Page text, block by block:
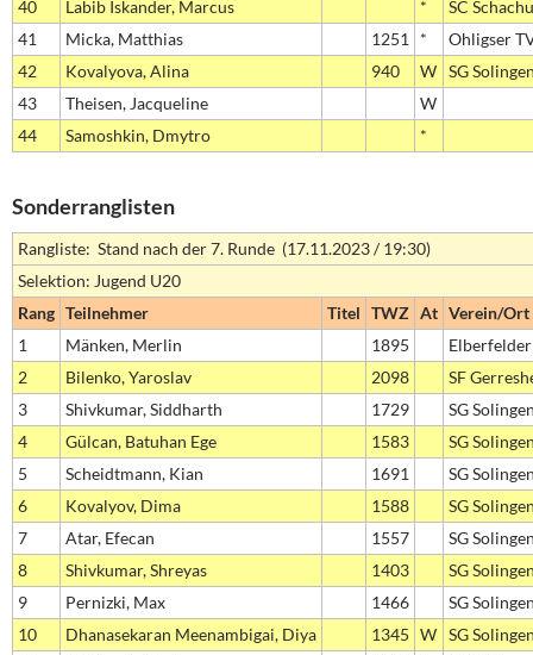
40
Labib Iskander, Marcus *
SC
41
Micka, Matthias 1251 *
Ohligser
42
Kovalyova, Alina 940 W SG
43
Theisen, Jacqueline
W
44
Samoshkin, Dmytro *
Sonderranglisten
Rangliste: Stand nach der 7. Runde (17.11.2023 / 19:30)
Selektion: Jugend U20
Rang Teilnehmer Titel TWZ At Verein/Ort
1
Mänken, Merlin 1895
Elberfelder
2
Bilenko, Yaroslav 2098
SF
3
Shivkumar, Siddharth 1729
SG
4
Gülcan, Batuhan Ege 1583
SG
5
Scheidtmann, Kian 1691
SG
6
Kovalyov, Dima 1588
SG
7
Atar, Efecan 1557
SG
8
Shivkumar, Shreyas 1403
SG
9
Pernizki, Max 1466
SG
10
Dhanasekaran Meenambigai, Diya 1345 W SG